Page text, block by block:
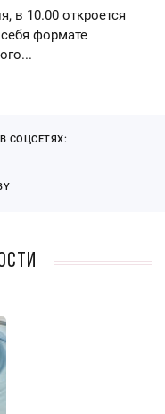
в 10.00 откроется
формате
СОЦСЕТЯХ: